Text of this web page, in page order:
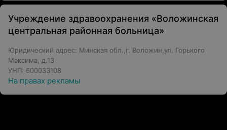
Учреждение здравоохранения «Воложинская
центральная районная больница»
Юридический адрес: Минская обл.,г. Воложин,ул. Горького
Максима, д.13
УНП: 600033108
На правах рекламы